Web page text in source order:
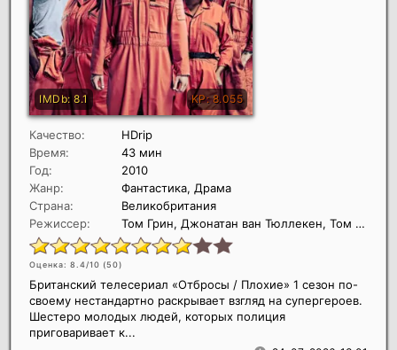
Качество:
HDrip
Время:
43 мин
Год:
2010
Жанр:
Фантастика, Драма
Страна:
Великобритания
Режиссер:
Том Грин, Джонатан ван Тюллекен, Том Харпер
Оценка: 8.4/10 (50)
Британский телесериал «Отбросы / Плохие» 1 сезон по-
своему нестандартно раскрывает взгляд на супергероев.
Шестеро молодых людей, которых полиция
приговаривает к...